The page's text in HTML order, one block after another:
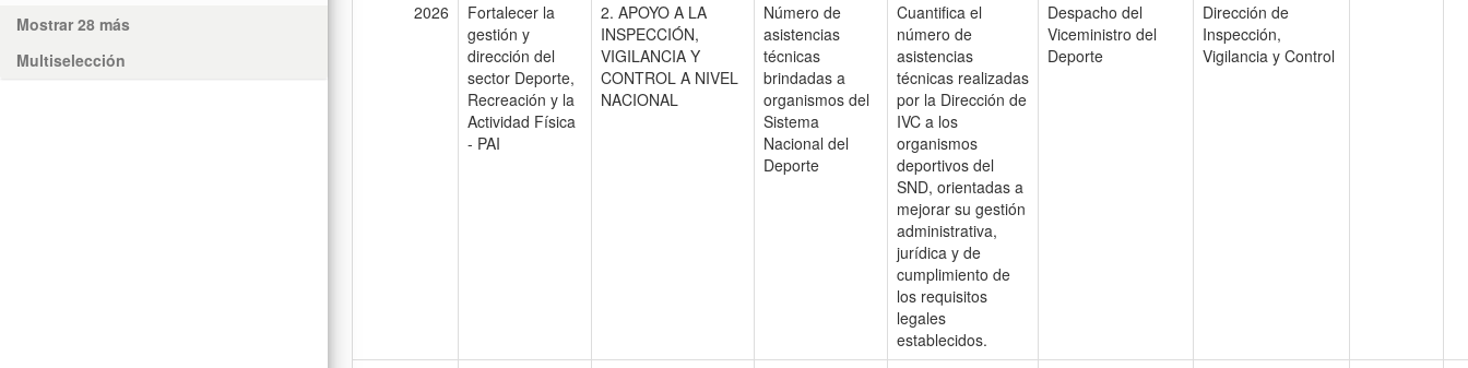
Mostrar 28 más
Multiselección
2026
Fortalecer la
gestión y
dirección del
sector Deporte,
Recreación y la
Actividad Física
- PAI
2. APOYO A LA
INSPECCIÓN,
VIGILANCIA Y
CONTROL A NIVEL
NACIONAL
Número de
asistencias
técnicas
brindadas a
organismos del
Sistema
Nacional del
Deporte
Cuantifica el
número de
asistencias
técnicas realizadas
por la Dirección de
IVC a los
organismos
deportivos del
SND, orientadas a
mejorar su gestión
administrativa,
jurídica y de
cumplimiento de
los requisitos
legales
establecidos.
Despacho del
Viceministro del
Deporte
Dirección de
Inspección,
Vigilancia y Control